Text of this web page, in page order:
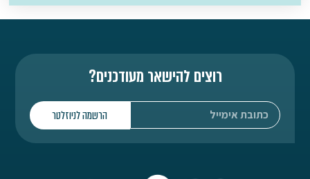
רוצים להישאר מעודכנים?
הרשמה לניוזלטר